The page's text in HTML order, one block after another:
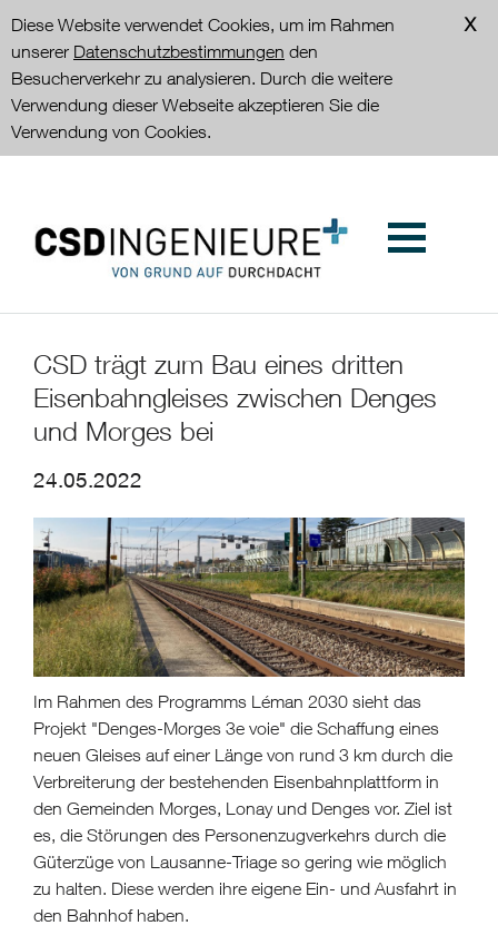
Diese Website verwendet Cookies, um im Rahmen
unserer Datenschutzbestimmungen den
Besucherverkehr zu analysieren. Durch die weitere
Verwendung dieser Webseite akzeptieren Sie die
Verwendung von Cookies.
​CSD trägt zum Bau eines dritten
Eisenbahngleises zwischen Denges
und Morges bei
24.05.2022
Im Rahmen des Programms Léman 2030 sieht das
Projekt "Denges-Morges 3e voie" die Schaffung eines
neuen Gleises auf einer Länge von rund 3 km durch die
Verbreiterung der bestehenden Eisenbahnplattform in
den Gemeinden Morges, Lonay und Denges vor. Ziel ist
es, die Störungen des Personenzugverkehrs durch die
Güterzüge von Lausanne-Triage so gering wie möglich
zu halten. Diese werden ihre eigene Ein- und Ausfahrt in
den Bahnhof haben.